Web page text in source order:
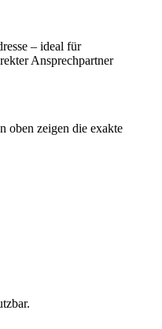
– ideal für
Ansprechpartner
oben zeigen die exakte